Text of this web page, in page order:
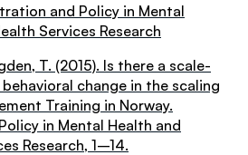
and Policy in Mental
Services Research
T. (2015). Is there a scale-
change in the scaling
Training in Norway.
in Mental Health and
Research, 1–14.